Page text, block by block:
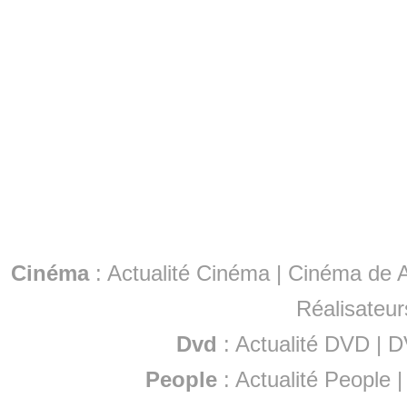
Cinéma: Actualité Cinéma | Cinéma de
Dvd : Actualité DVD |
People :Actualité People